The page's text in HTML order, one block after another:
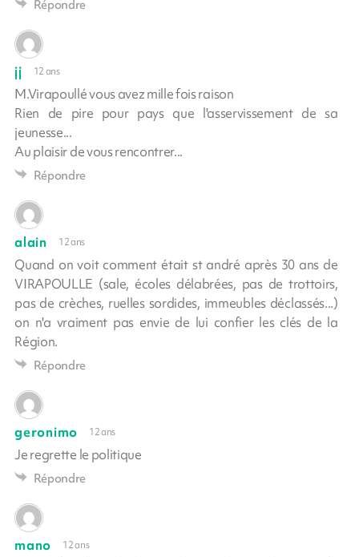
Répondre
jj 12 ans
M.Virapoullé vous avez mille fois raison
Rien de pire pour pays que l'asservissement de sa
jeunesse...
Au plaisir de vous rencontrer...
Répondre
alain 12 ans
Quand on voit comment était st andré après 30 ans de
VIRAPOULLE (sale, écoles délabrées, pas de trottoirs,
pas de crèches, ruelles sordides, immeubles déclassés...)
on n'a vraiment pas envie de lui confier les clés de la
Région.
Répondre
geronimo 12 ans
Je regrette le politique
Répondre
mano 12 ans